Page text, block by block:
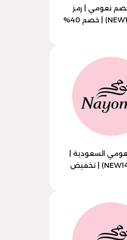
نعومي | رمز
الكوبون (NEW141) | خصم 40%
السعودية |
رمز الكود (NEW141) | تخفيض